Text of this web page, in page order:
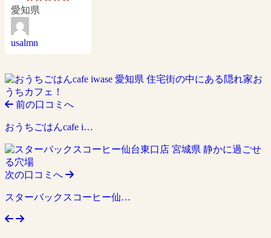
愛知県
usalmn
前の口コミへ
おうちごはんcafe i…
次の口コミへ
スターバックスコーヒー仙…